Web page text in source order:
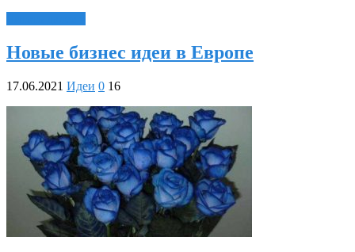
Новые бизнес идеи в Европе
17.06.2021 Идеи 0 16